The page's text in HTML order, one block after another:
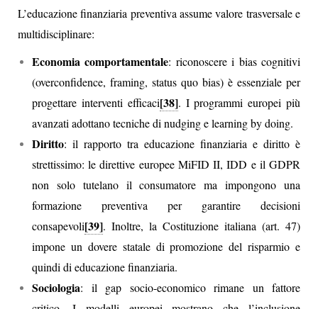
L’educazione finanziaria preventiva assume valore trasversale e
multidisciplinare:
Economia comportamentale: riconoscere i bias cognitivi
(overconfidence, framing, status quo bias) è essenziale per
progettare interventi efficaci[38]. I programmi europei più
avanzati adottano tecniche di nudging e learning by doing.
Diritto: il rapporto tra educazione finanziaria e diritto è
strettissimo: le direttive europee MiFID II, IDD e il GDPR
non solo tutelano il consumatore ma impongono una
formazione preventiva per garantire decisioni
consapevoli[39]. Inoltre, la Costituzione italiana (art. 47)
impone un dovere statale di promozione del risparmio e
quindi di educazione finanziaria.
Sociologia: il gap socio-economico rimane un fattore